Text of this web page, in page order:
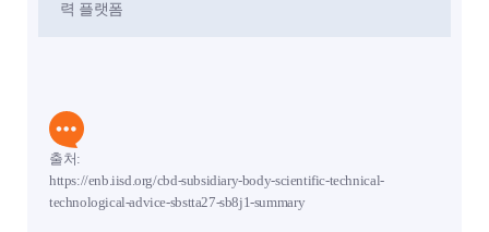
력 플랫폼
출처:
https://enb.iisd.org/cbd-subsidiary-body-scientific-technical-
technological-advice-sbstta27-sb8j1-summary